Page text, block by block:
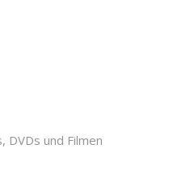
DVDs und Filmen